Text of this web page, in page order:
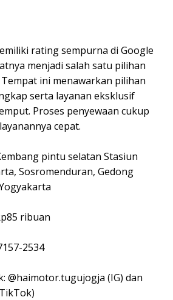
rating sempurna di Google
menjadi salah satu pilihan
ini menawarkan pilihan
serta layanan eksklusif
Proses penyewaan cukup
cepat.
pintu selatan Stasiun
Sosromenduran, Gedong
ribuan
2534
@haimotor.tugujogja (IG) dan